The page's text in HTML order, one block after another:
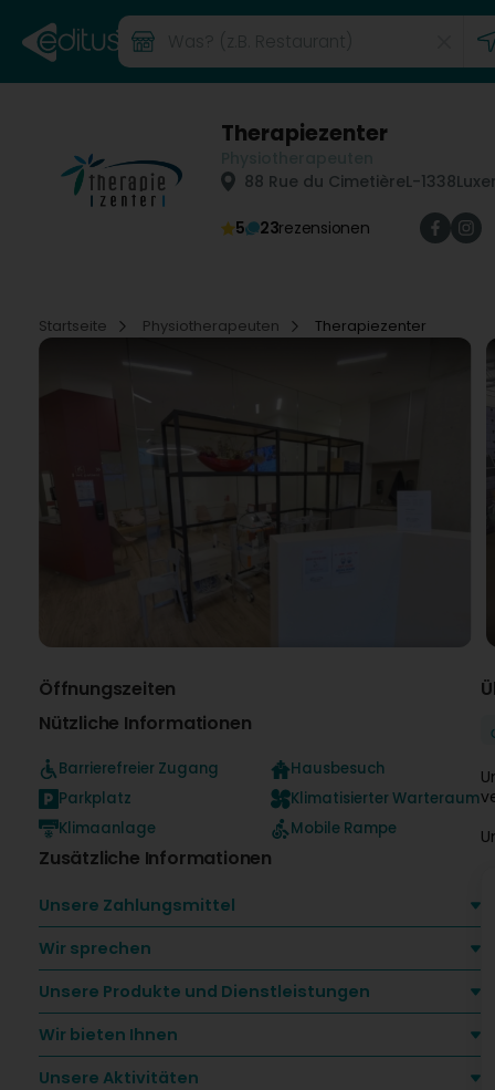
Therapiezenter
88 Rue du CimetièreL-1338
5 23rezensionen
Startseite Physiotherapeuten Therapiezenter
Öffnungszeiten
Nützliche Informationen
Barrierefreier Zugang
Parkplatz
Klimaanlage
Hausbesuch
Klimatisierter Warteraum
Mobile Rampe
Zusätzliche Informationen
Unsere Zahlungsmittel
Wir sprechen
Unsere Produkte und Dienstleistungen
Wir bieten Ihnen
Unsere Aktivitäten